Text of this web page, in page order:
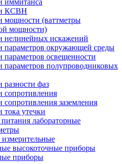
иммитанса
КСВН
мощности (ваттметры
мощности)
нелинейных искажений
параметров окружающей среды
параметров освещенности
параметров полупроводниковых
разности фаз
сопротивления
сопротивления заземления
тока утечки
лабораторные
высокоточные приборы
приборы